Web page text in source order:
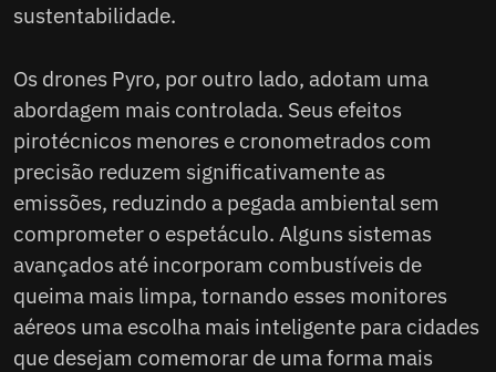
sustentabilidade.
Os drones Pyro, por outro lado, adotam uma
abordagem mais controlada. Seus efeitos
pirotécnicos menores e cronometrados com
precisão reduzem significativamente as
emissões, reduzindo a pegada ambiental sem
comprometer o espetáculo. Alguns sistemas
avançados até incorporam combustíveis de
queima mais limpa, tornando esses monitores
aéreos uma escolha mais inteligente para cidades
que desejam comemorar de uma forma mais